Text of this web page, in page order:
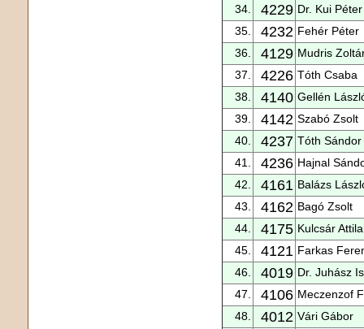
34.
4229 Dr. Kui Péter
35.
4232 Fehér Péter
36.
4129 Mudris
37.
4226 Tóth Csaba
38.
4140 Gellén
39.
4142 Szabó Zsolt
40.
4237 Tóth Sándor
41.
4236 Hajnal
42.
4161 Balázs
43.
4162 Bagó Zsolt
44.
4175 Kulcsár
45.
4121 Farkas
46.
4019 Dr. Juhász
47.
4106 Meczenzof
48.
4012 Vári Gábor